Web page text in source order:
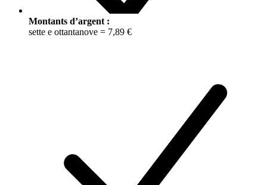
Montants d’argent :
sette e ottantanove = 7,89 €